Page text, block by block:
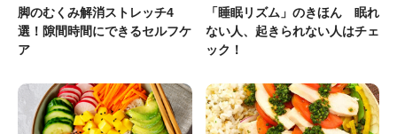
脚のむくみ解消ストレッチ4
選！隙間時間にできるセルフケ
ア
「睡眠リズム」のきほん 眠れ
ない人、起きられない人はチェ
ック！